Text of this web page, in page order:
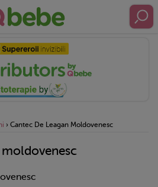
› Cantec De Leagan Moldovenesc